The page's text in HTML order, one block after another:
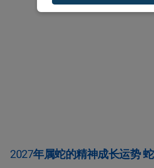
2027年属蛇的精神成长运势 蛇